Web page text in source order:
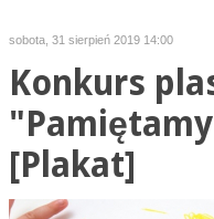
sobota, 31 sierpień 2019 14:00
Konkurs
[Plakat]